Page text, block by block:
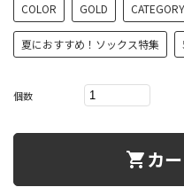
COLOR GOLD CATEGORY
夏におすすめ！ソックス特集
個数
shopping_cart カ